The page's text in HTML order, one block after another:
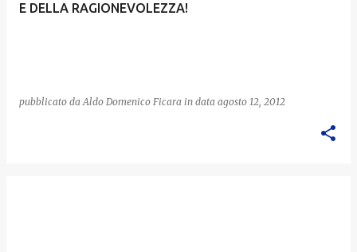
E DELLA RAGIONEVOLEZZA!
pubblicato da Aldo Domenico Ficara in data agosto 12, 2012